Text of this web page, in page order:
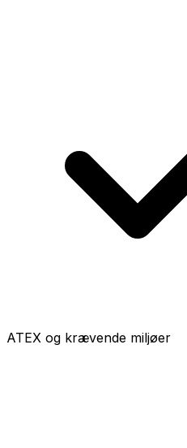
ATEX og krævende miljøer